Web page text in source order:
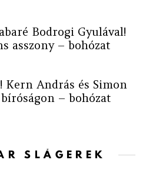
Bodrogi Gyulával!
asszony – bohózat
Kern András és Simon
– bohózat
SLÁGEREK